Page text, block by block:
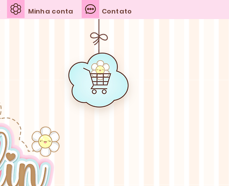
Minha conta Contato